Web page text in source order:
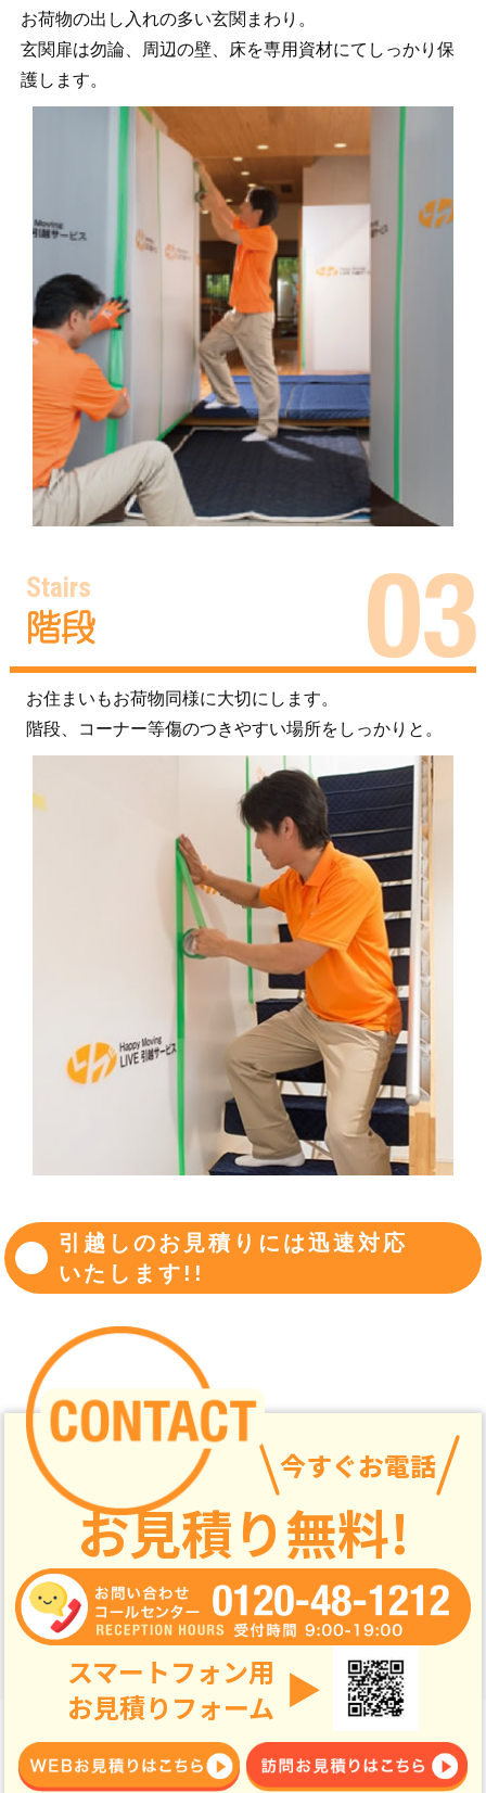
お荷物の出し入れの多い玄関まわり。
玄関扉は勿論、周辺の壁、床を専用資材にてしっかり保
護します。
Stairs
階段
お住まいもお荷物同様に大切にします。
階段、コーナー等傷のつきやすい場所をしっかりと。
引越しのお見積りには迅速対応
いたします!!
今すぐお電話
お見積り無料!
スマートフォン用
お見積りフォーム ▶